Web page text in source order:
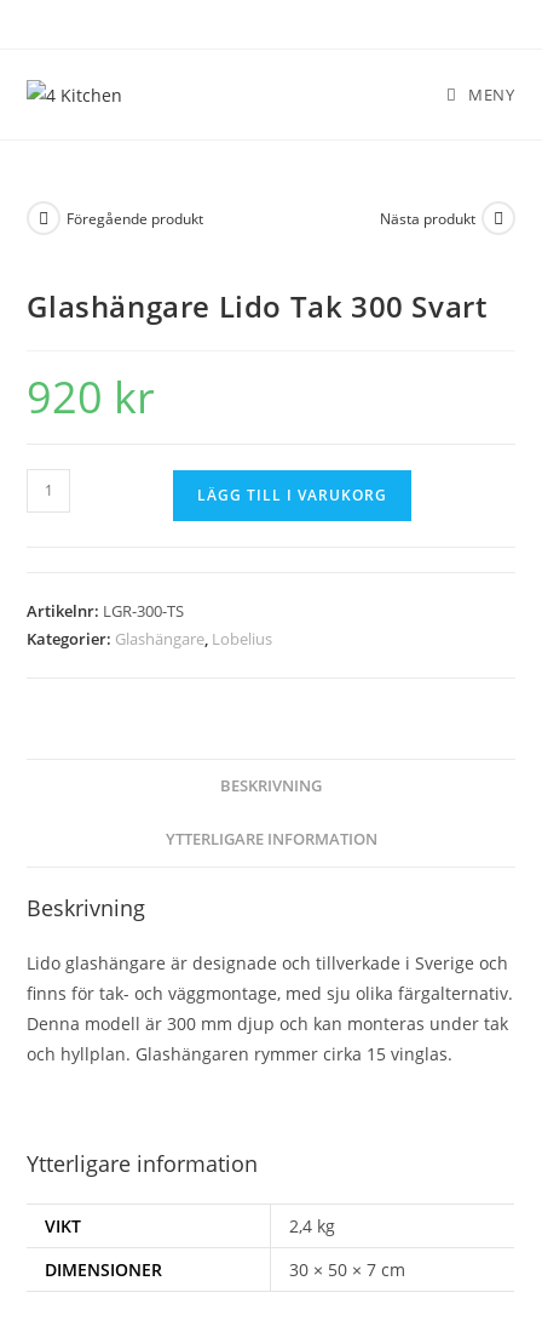
MENY
Föregående produkt Nästa produkt
Glashängare Lido Tak 300 Svart
920 kr
LÄGG TILL I VARUKORG
Artikelnr: LGR-300-TS
Kategorier: Glashängare, Lobelius
BESKRIVNING
YTTERLIGARE INFORMATION
Beskrivning
Lido glashängare är designade och tillverkade i Sverige och
finns för tak- och väggmontage, med sju olika färgalternativ.
Denna modell är 300 mm djup och kan monteras under tak
och hyllplan. Glashängaren rymmer cirka 15 vinglas.
Ytterligare information
VIKT
2,4 kg
DIMENSIONER
30 × 50 × 7 cm